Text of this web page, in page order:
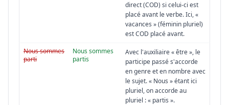
direct (COD) si celui-ci est
placé avant le verbe. Ici, «
vacances » (féminin pluriel)
est COD placé avant.
Nous sommes
parti
Nous sommes
partis
Avec l'auxiliaire « être », le
participe passé s'accorde
en genre et en nombre avec
le sujet. « Nous » étant ici
pluriel, on accorde au
pluriel : « partis ».